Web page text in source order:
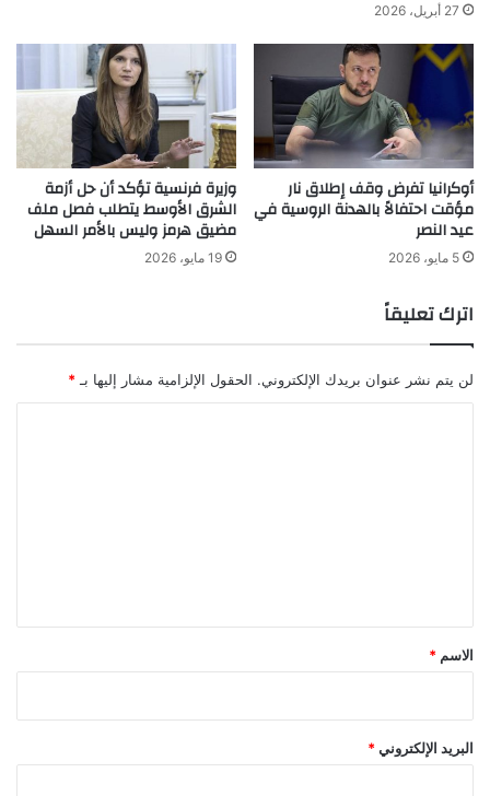
27 أبريل، 2026
أوكرانيا تفرض وقف إطلاق نار
مؤقت احتفالاً بالهدنة الروسية في
عيد النصر
5 مايو، 2026
وزيرة فرنسية تؤكد أن حل أزمة
الشرق الأوسط يتطلب فصل ملف
مضيق هرمز وليس بالأمر السهل
19 مايو، 2026
اترك تعليقاً
لن يتم نشر عنوان بريدك الإلكتروني. الحقول الإلزامية مشار إليها بـ *
*
الاسم *
البريد الإلكتروني *